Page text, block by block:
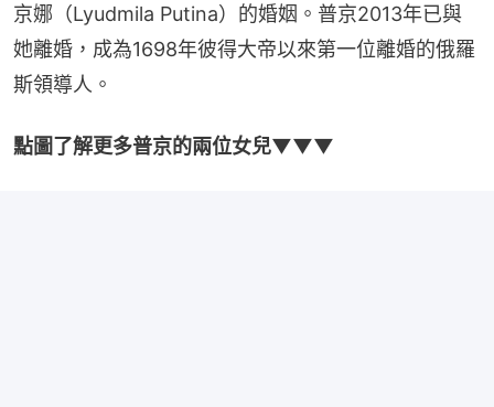
京娜（Lyudmila Putina）的婚姻。普京2013年已與
她離婚，成為1698年彼得大帝以來第一位離婚的俄羅
斯領導人。
點圖了解更多普京的兩位女兒▼▼▼